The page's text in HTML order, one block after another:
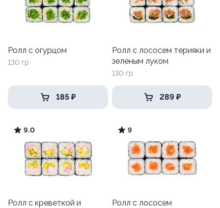
Ролл с огурцом
130 гр
185 ₽
Ролл с лососем терияки и
зеленым луком
130 гр
289 ₽
9.0
Ролл с креветкой и
9
Ролл с лососем